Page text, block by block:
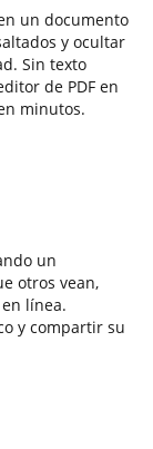
un documento
y ocultar
Sin texto
de PDF en
minutos.
un
otros vean,
línea.
y compartir su